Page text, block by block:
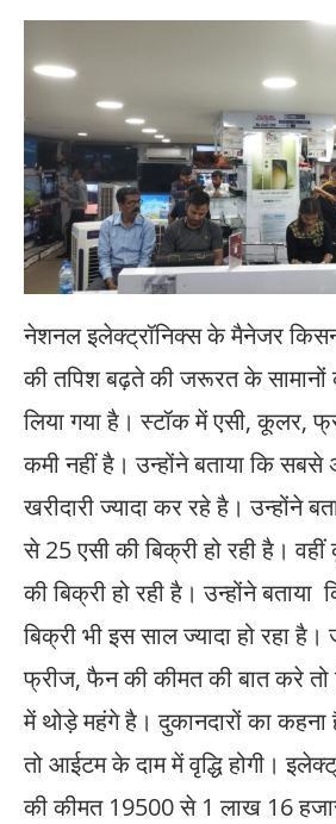
नेशनल इलेक्ट्रॉनिक्स के मैनेजर किसन
की तपिश बढ़ते की जरूरत के सामानों
लिया गया है। स्टॉक में एसी, कूलर,
कमी नहीं है। उन्होंने बताया कि सबसे
खरीदारी ज्यादा कर रहे है। उन्होंने
से 25 एसी की बिक्री हो रही है।
की बिक्री हो रही है। उन्होंने बताया
बिक्री भी इस साल ज्यादा हो रहा
फ्रीज, फैन की कीमत की बात करे
में थोड़े महंगे है। दुकानदारों का कहना
तो आईटम के दाम में वृद्धि होगी।
की कीमत 19500 से 1 लाख 16